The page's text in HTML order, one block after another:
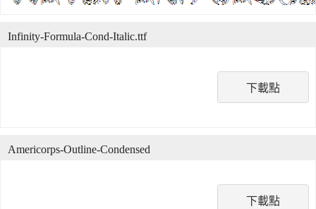
下載點
Infinity-Formula-Cond-Italic.ttf
下載點
Americorps-Outline-Condensed